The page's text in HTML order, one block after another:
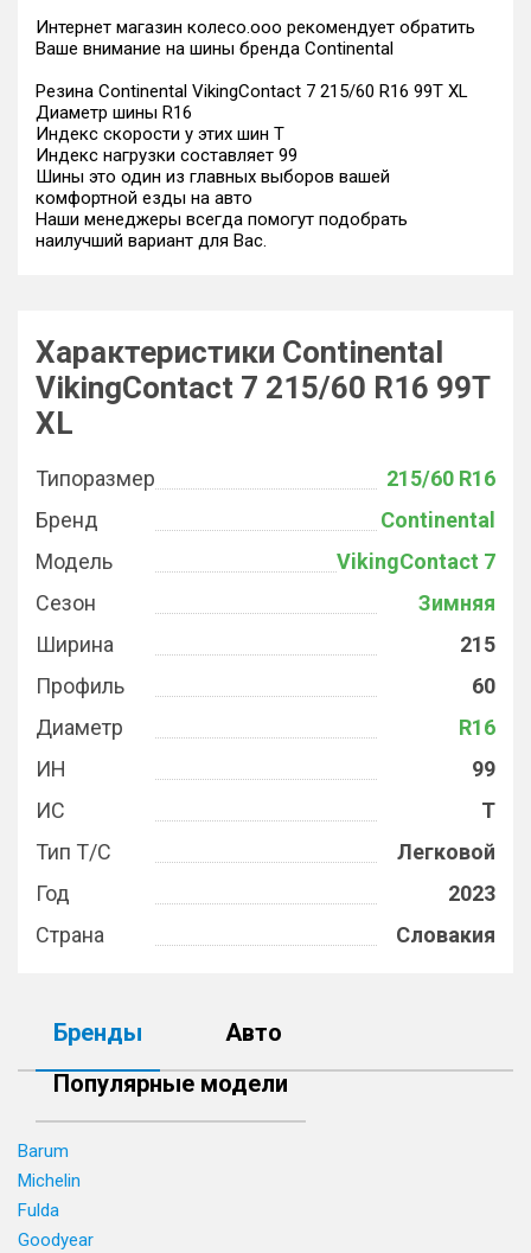
Интернет магазин колесо.ооо рекомендует обратить
Ваше внимание на шины бренда Continental
Резина Continental VikingContact 7 215/60 R16 99T XL
Диаметр шины R16
Индекс скорости у этих шин T
Индекс нагрузки составляет 99
Шины это один из главных выборов вашей
комфортной езды на авто
Наши менеджеры всегда помогут подобрать
наилучший вариант для Вас.
Характеристики Continental
VikingContact 7 215/60 R16 99T
XL
Типоразмер
215/60 R16
Бренд
Continental
Модель
VikingContact 7
Сезон
Зимняя
Ширина
215
Профиль
60
Диаметр
R16
ИН
99
ИС
T
Тип Т/С
Легковой
Год
2023
Страна
Словакия
Бренды
Авто
Популярные модели
Barum
Michelin
Fulda
Goodyear